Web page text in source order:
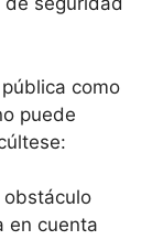
como
puede
obstáculo
en cuenta